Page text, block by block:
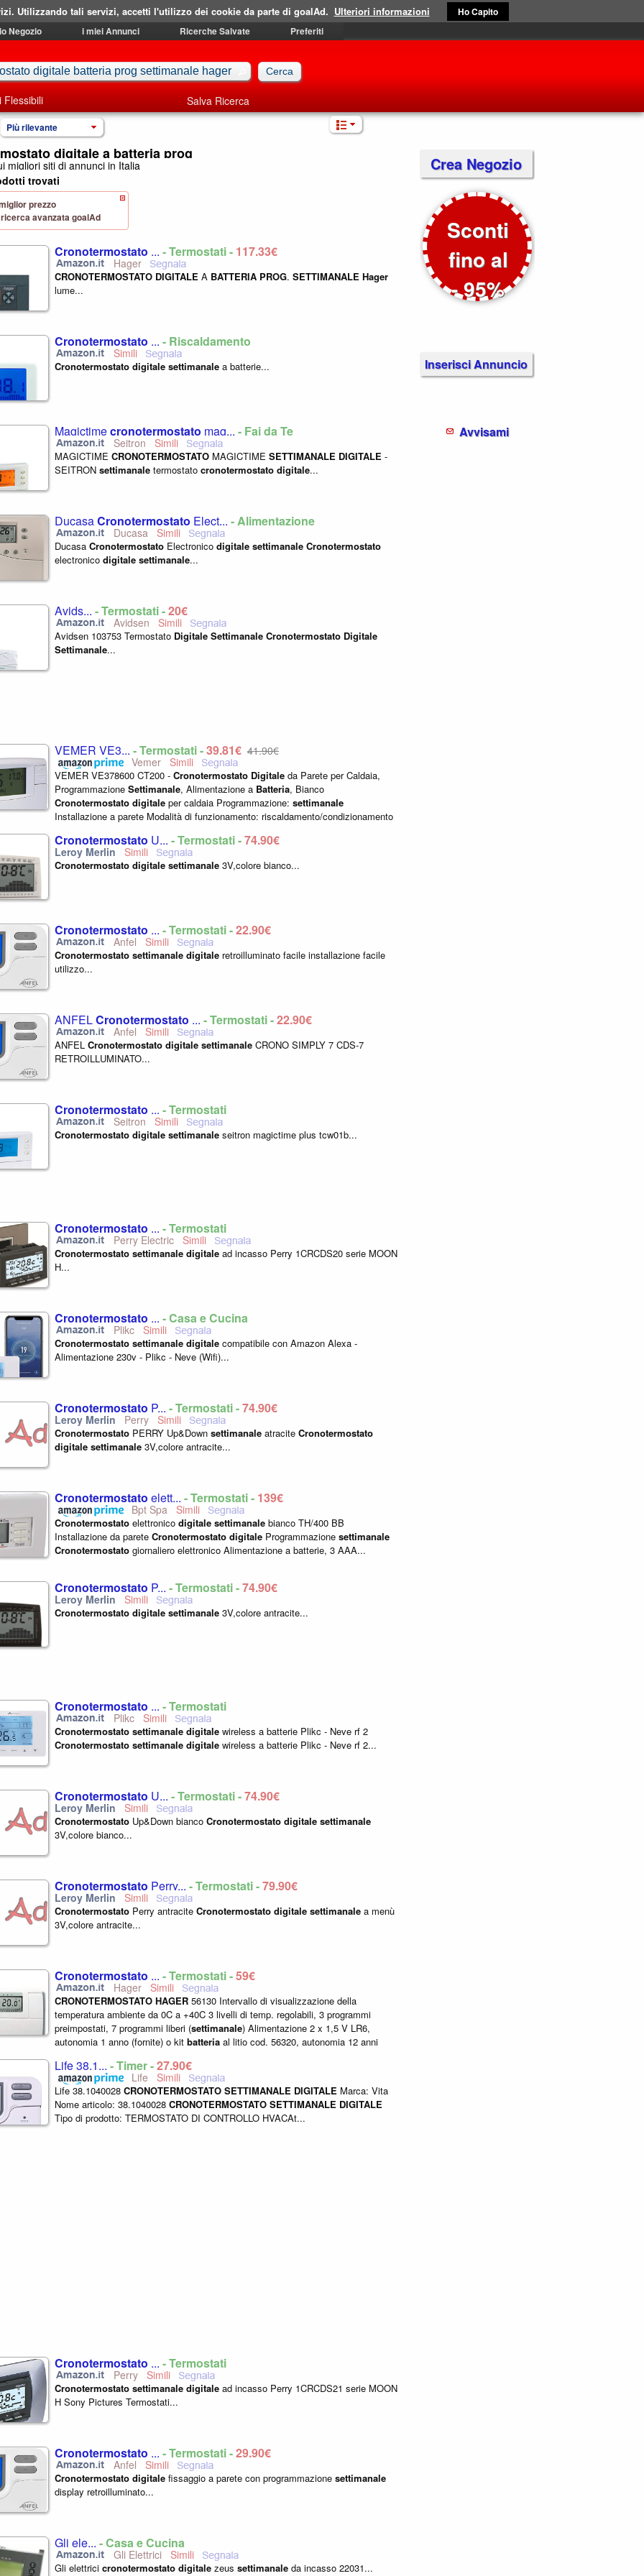
Negozio i miei Annunci Ricerche Salvate Preferiti
Flessibili Salva Ricerca
Più rilevante
digitale a batteria prog
migliori siti di annunci in Italia
prezzo
avanzata goalAd
trovati
Cronotermostato ... - Termostati - 117,33€
Hager
CRONOTERMOSTATO DIGITALE A BATTERIA PROG. SETTIMANALE Hager
lume...
Cronotermostato ... - Riscaldamento
Cronotermostato digitale settimanale a batterie...
Magictimecronotermostato mag... - Fai da Te
Seitron
MAGICTIME CRONOTERMOSTATO MAGICTIME SETTIMANALE DIGITALE -
SEITRON settimanale termostato cronotermostato digitale...
DucasaCronotermostato Elect... - Alimentazione
Ducasa
Ducasa Cronotermostato Electronico digitale settimanale Cronotermostato
electronico digitale settimanale...
Avids... - Termostati -20€
Avidsen
Avidsen 103753 Termostato Digitale Settimanale Cronotermostato Digitale
Settimanale...
VEMER VE3... - Termostati -39,81€ 41,90€
Vemer
VEMER VE378600 CT200 - Cronotermostato Digitale da Parete per Caldaia,
Programmazione Settimanale, Alimentazione a Batteria, Bianco
Cronotermostato digitale per caldaia Programmazione: settimanale
Installazione a parete Modalità di funzionamento: riscaldamento/condizionamento
Cronotermostato U... - Termostati -74,90€
Cronotermostato digitale settimanale 3V,colore bianco...
Cronotermostato ... - Termostati -22,90€
Anfel
Cronotermostato settimanale digitale retroilluminato facile installazione facile
utilizzo...
ANFELCronotermostato ... - Termostati -22,90€
Anfel
ANFEL Cronotermostato digitale settimanale CRONO SIMPLY 7 CDS-7
RETROILLUMINATO...
Cronotermostato ... - Termostati
Seitron
Cronotermostato digitale settimanale seitron magictime plus tcw01b...
Cronotermostato ... - Termostati
Perry Electric
Cronotermostato settimanale digitale ad incasso Perry 1CRCDS20 serie MOON
H...
Cronotermostato ... - Casa e Cucina
Plikc
Cronotermostato settimanale digitale compatibile con Amazon Alexa -
Alimentazione 230v - Plikc - Neve (Wifi)...
Cronotermostato P... - Termostati -74,90€
Perry
Cronotermostato PERRY Up&Down settimanale atracite Cronotermostato
digitale settimanale 3V,colore antracite...
Cronotermostato elett... - Termostati - 139€
Bpt Spa
Cronotermostato elettronico digitale settimanale bianco TH/400 BB
Installazione da parete Cronotermostato digitale Programmazione settimanale
Cronotermostato giornaliero elettronico Alimentazione a batterie, 3 AAA...
Cronotermostato P... - Termostati -74,90€
Cronotermostato digitale settimanale 3V,colore antracite...
Cronotermostato ... - Termostati
Plikc
Cronotermostato settimanale digitale wireless a batterie Plikc - Neve rf 2
Cronotermostato settimanale digitale wireless a batterie Plikc - Neve rf 2...
Cronotermostato U... - Termostati -74,90€
Cronotermostato Up&Down bianco Cronotermostato digitale settimanale
3V,colore bianco...
Cronotermostato Perry... - Termostati -79,90€
Cronotermostato Perry antracite Cronotermostato digitale settimanale a menù
3V,colore antracite...
Cronotermostato ... - Termostati -59€
Hager
CRONOTERMOSTATO HAGER 56130 Intervallo di visualizzazione della
temperatura ambiente da 0C a +40C 3 livelli di temp. regolabili, 3 programmi
preimpostati, 7 programmi liberi (settimanale) Alimentazione 2 x 1,5 V LR6,
autonomia 1 anno (fornite) o kit batteria al litio cod. 56320, autonomia 12 anni
Life 38.1... - Timer -27,90€
Life
Life 38.1040028 CRONOTERMOSTATO SETTIMANALE DIGITALE Marca: Vita
Nome articolo: 38.1040028 CRONOTERMOSTATO SETTIMANALE DIGITALE
Tipo di prodotto: TERMOSTATO DI CONTROLLO HVACAt...
Cronotermostato ... - Termostati
Perry
Cronotermostato settimanale digitale ad incasso Perry 1CRCDS21 serie MOON
H Sony Pictures Termostati...
Cronotermostato ... - Termostati -29,90€
Anfel
Cronotermostato digitale fissaggio a parete con programmazione settimanale
display retroilluminato...
Gli ele... - Casa e Cucina
Gli Elettrici
Gli elettrici cronotermostato digitale zeus settimanale da incasso 22031...
Crea Negozio
Sconti
fino al
- 95%
Inserisci Annuncio
Avvisami
Utilizzando tali servizi, accetti l'utilizzo dei cookie da parte di goalAd. Ulteriori informazioni Ho Capito